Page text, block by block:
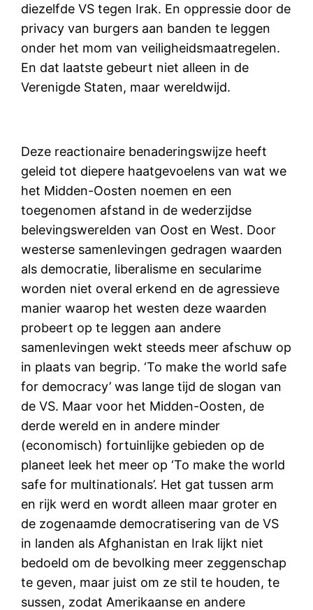
diezelfde VS tegen Irak. En oppressie door de
privacy van burgers aan banden te leggen
onder het mom van veiligheidsmaatregelen.
En dat laatste gebeurt niet alleen in de
Verenigde Staten, maar wereldwijd.
Deze reactionaire benaderingswijze heeft
geleid tot diepere haatgevoelens van wat we
het Midden-Oosten noemen en een
toegenomen afstand in de wederzijdse
belevingswerelden van Oost en West. Door
westerse samenlevingen gedragen waarden
als democratie, liberalisme en secularime
worden niet overal erkend en de agressieve
manier waarop het westen deze waarden
probeert op te leggen aan andere
samenlevingen wekt steeds meer afschuw op
in plaats van begrip.‘To make the world safe
for democracy’ was lange tijd de slogan van
de VS. Maar voor het Midden-Oosten, de
derde wereld en in andere minder
(economisch) fortuinlijke gebieden op de
planeet leek het meer op ‘To make the world
safe for multinationals’. Het gat tussen arm
en rijk werd en wordt alleen maar groter en
de zogenaamde democratisering van de VS
in landen als Afghanistan en Irak lijkt niet
bedoeld om de bevolking meer zeggenschap
te geven, maar juist om ze stil te houden, te
sussen, zodat Amerikaanse en andere